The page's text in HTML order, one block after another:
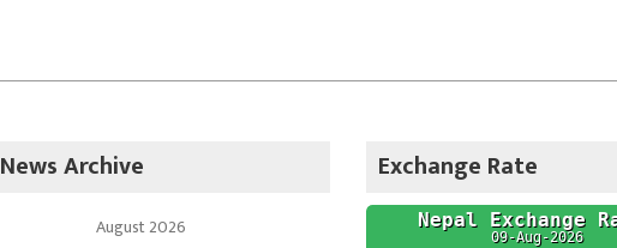
News Archive
August 2026
Exchange Rate